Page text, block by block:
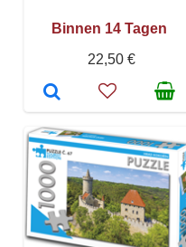
Binnen 14 Tagen
22,50 €